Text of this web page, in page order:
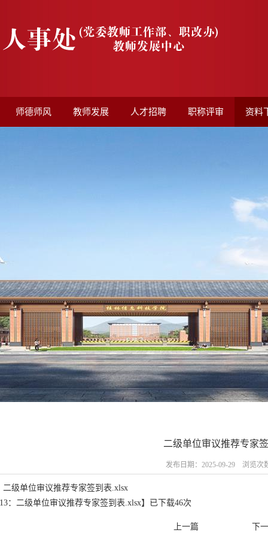
师德师风 教师发展 人才招聘 职称评审 资料
二级单位审议推荐专家
发布日期：2025-09-29 浏览次
二级单位审议推荐专家签到表.xlsx
：二级单位审议推荐专家签到表.xlsx】已下载46次
上一篇 下